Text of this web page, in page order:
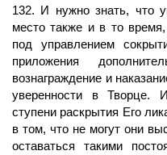
132. И нужно знать, что
место также и в то время,
под управлением
приложения
вознаграждение и
уверенности в Творце.
ступени раскрытия Его
в том, что не могут они
оставаться такими